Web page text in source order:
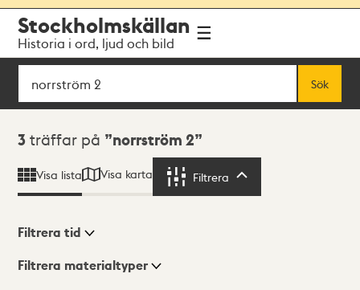
navigationen
huvudinnehållet
Stockholmskällan
Historia i ord, ljud och bild
Sök
Sök
Sökresultat
3 träffar på norrström 2
Visa lista Visa karta Filtrera
Visningsläge
Filtrera tid
Filtrera materialtyper